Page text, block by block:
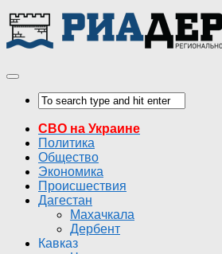
СВО на Украине
Политика
Общество
Экономика
Происшествия
Дагестан
Махачкала
Дербент
Кавказ